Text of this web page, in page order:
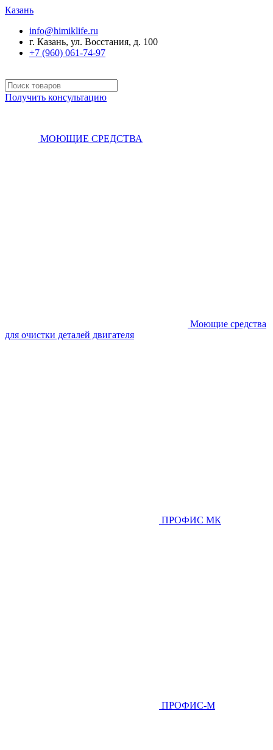
Казань
info@himiklife.ru
г. Казань, ул. Восстания, д. 100
+7 (960) 061-74-97
Получить консультацию
МОЮЩИЕ СРЕДСТВА
Моющие средства
для очистки деталей двигателя
ПРОФИС МК
ПРОФИС-М